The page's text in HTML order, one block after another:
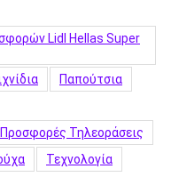
Lidl Hellas Super
Παπούτσια
Προσφορές Τηλεοράσεις
Τεχνολογία